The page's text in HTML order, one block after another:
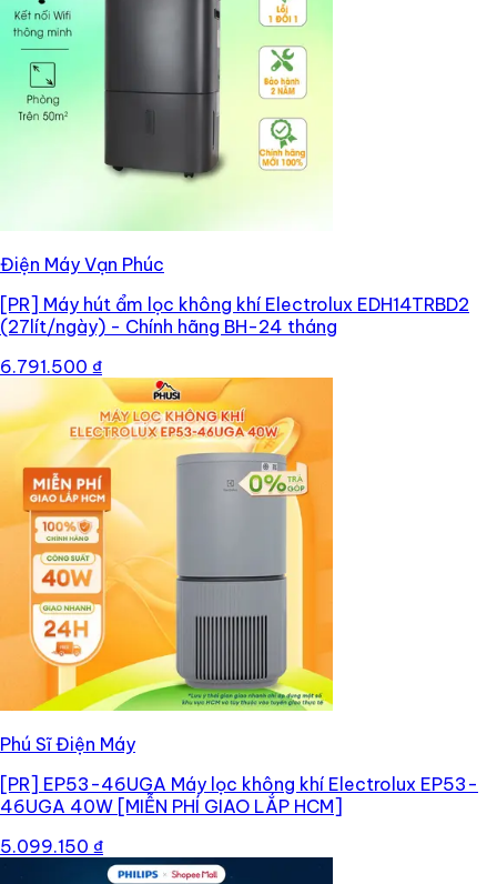
Điện Máy Vạn Phúc
[PR] Máy hút ẩm lọc không khí Electrolux EDH14TRBD2
(27lít/ngày) - Chính hãng BH-24 tháng
6.791.500 ₫
Phú Sĩ Điện Máy
[PR] EP53-46UGA Máy lọc không khí Electrolux EP53-
46UGA 40W [MIỄN PHÍ GIAO LẮP HCM]
5.099.150 ₫